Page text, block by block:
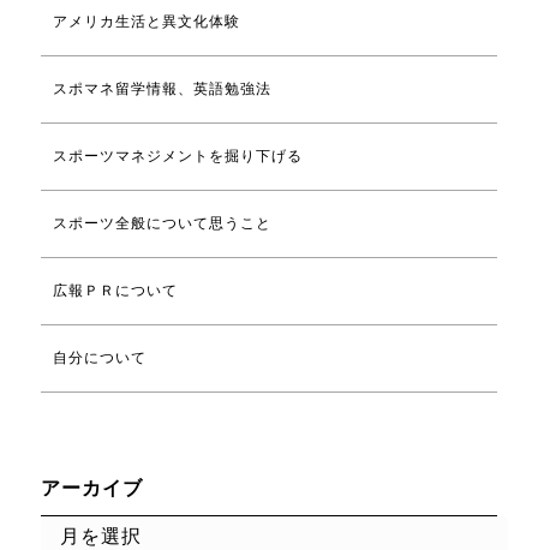
アメリカ生活と異文化体験
スポマネ留学情報、英語勉強法
スポーツマネジメントを掘り下げる
スポーツ全般について思うこと
広報ＰＲについて
自分について
アーカイブ